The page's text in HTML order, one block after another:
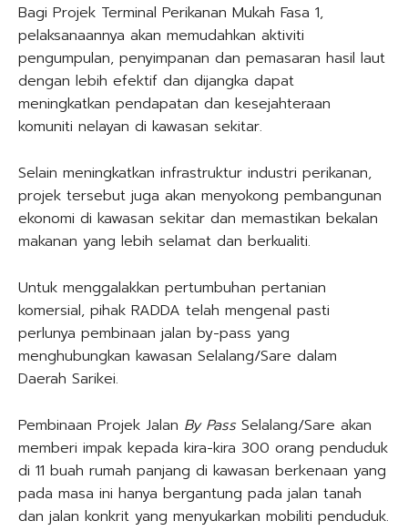
Bagi Projek Terminal Perikanan Mukah Fasa 1,
pelaksanaannya akan memudahkan aktiviti
pengumpulan, penyimpanan dan pemasaran hasil laut
dengan lebih efektif dan dijangka dapat
meningkatkan pendapatan dan kesejahteraan
komuniti nelayan di kawasan sekitar.
Selain meningkatkan infrastruktur industri perikanan,
projek tersebut juga akan menyokong pembangunan
ekonomi di kawasan sekitar dan memastikan bekalan
makanan yang lebih selamat dan berkualiti.
Untuk menggalakkan pertumbuhan pertanian
komersial, pihak RADDA telah mengenal pasti
perlunya pembinaan jalan by-pass yang
menghubungkan kawasan Selalang/Sare dalam
Daerah Sarikei.
Pembinaan Projek Jalan By Pass Selalang/Sare akan
memberi impak kepada kira-kira 300 orang penduduk
di 11 buah rumah panjang di kawasan berkenaan yang
pada masa ini hanya bergantung pada jalan tanah
dan jalan konkrit yang menyukarkan mobiliti penduduk.